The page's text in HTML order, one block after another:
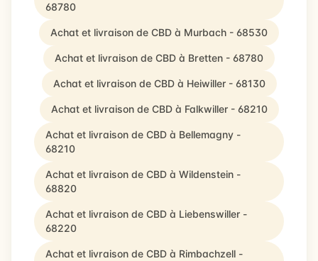
68780
Achat et livraison de CBD à Murbach - 68530
Achat et livraison de CBD à Bretten - 68780
Achat et livraison de CBD à Heiwiller - 68130
Achat et livraison de CBD à Falkwiller - 68210
Achat et livraison de CBD à Bellemagny -
68210
Achat et livraison de CBD à Wildenstein -
68820
Achat et livraison de CBD à Liebenswiller -
68220
Achat et livraison de CBD à Rimbachzell -